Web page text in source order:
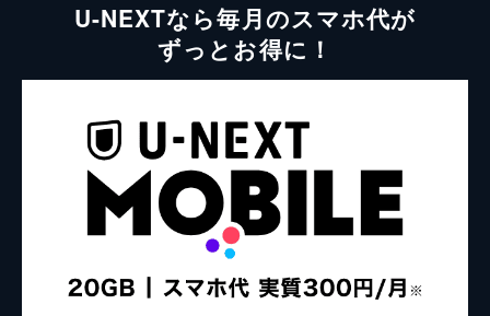
U-NEXTなら毎月のスマホ代が
ずっとお得に！